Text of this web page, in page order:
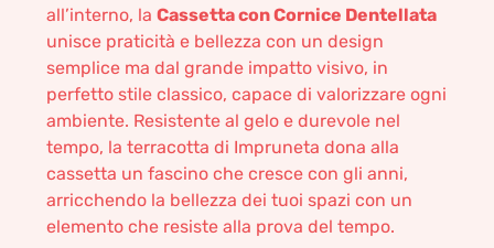
all’interno, la Cassetta con Cornice Dentellata
unisce praticità e bellezza con un design
semplice ma dal grande impatto visivo, in
perfetto stile classico, capace di valorizzare ogni
ambiente. Resistente al gelo e durevole nel
tempo, la terracotta di Impruneta dona alla
cassetta un fascino che cresce con gli anni,
arricchendo la bellezza dei tuoi spazi con un
elemento che resiste alla prova del tempo.